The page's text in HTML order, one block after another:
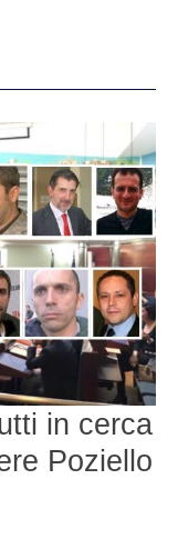
in cerca
Poziello